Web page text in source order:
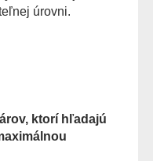
úrovni.
ktorí hľadajú